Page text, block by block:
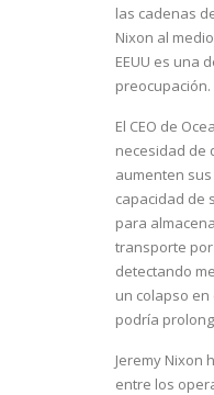
las cadenas
Nixon al
EEUU es una
preocupación.
El CEO de
necesidad de
aumenten
capacidad de
para
transporte
detectando
un colapso en
podría
Jeremy Nixon
entre los